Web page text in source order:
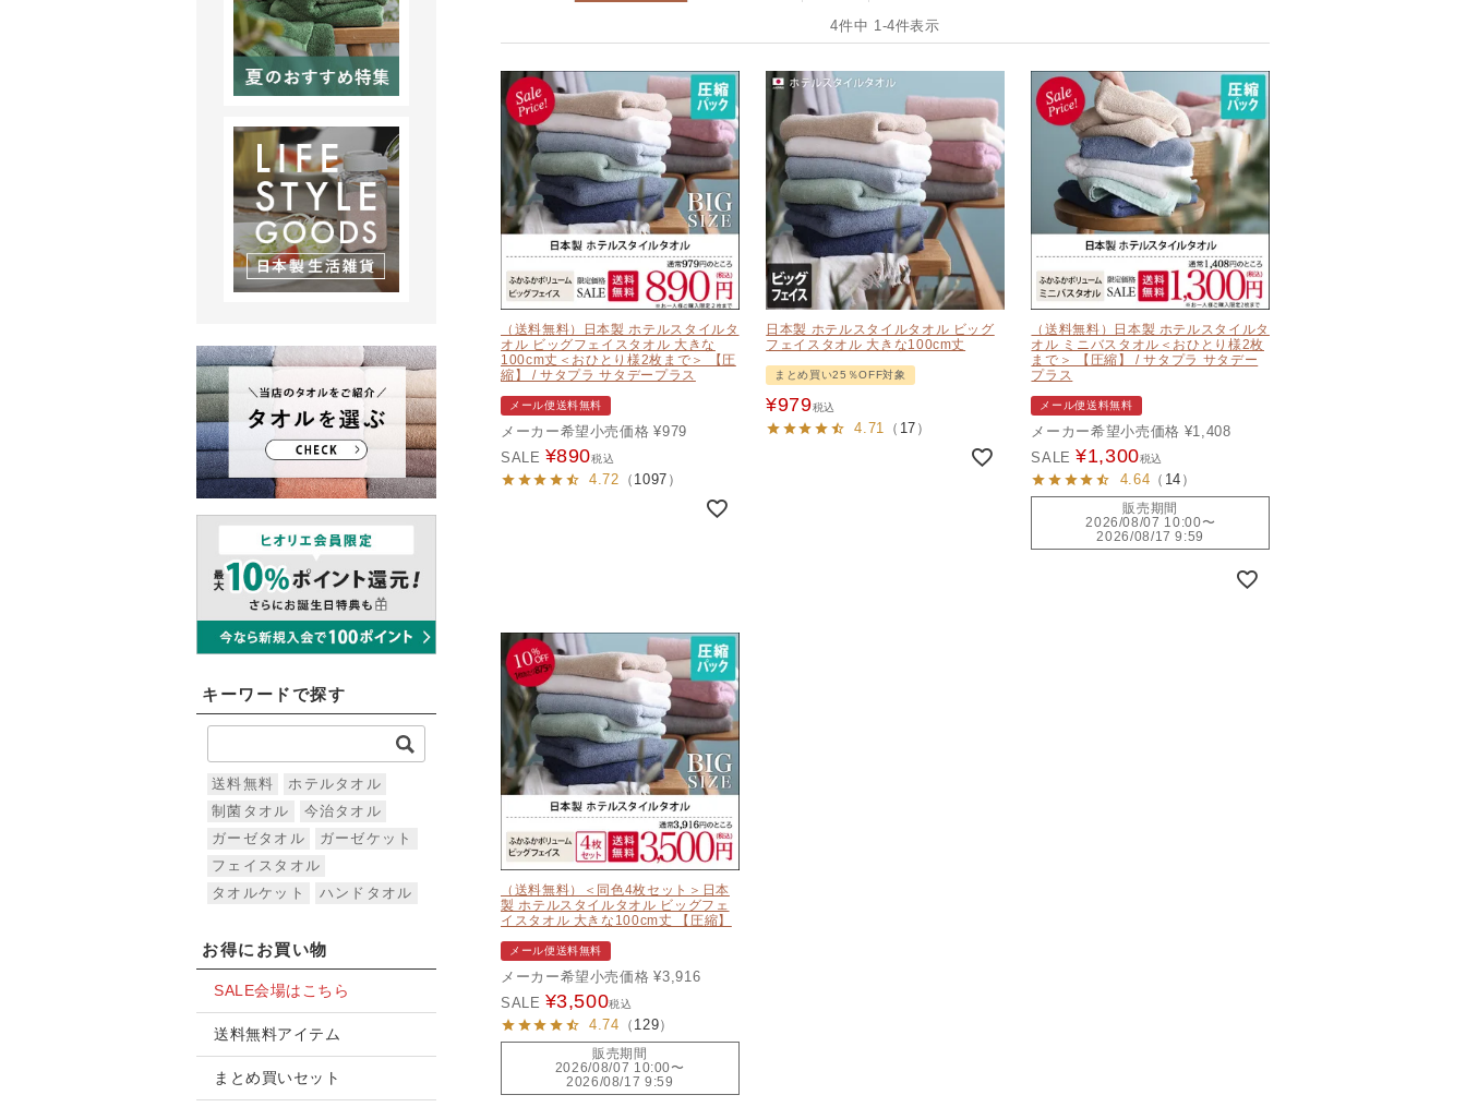
キーワードで探す
送料無料
ホテルタオル
制菌タオル
今治タオル
ガーゼタオル
ガーゼケット
フェイスタオル
タオルケット
ハンドタオル
お得にお買い物
SALE会場はこちら
送料無料アイテム
まとめ買いセット
4件中 1-4件表示
（送料無料）日本製 ホテルスタイルタ
オル ビッグフェイスタオル 大きな
100cm丈＜おひとり様2枚まで＞ 【圧
縮】 / サタプラ サタデープラス
メール便送料無料
メーカー希望小売価格 ¥979
SALE ¥890税込
4.72 （ 1097 ）
日本製 ホテルスタイルタオル ビッグ
フェイスタオル 大きな100cm丈
まとめ買い25％OFF対象
¥979税込
4.71 （ 17 ）
（送料無料）日本製 ホテルスタイルタ
オル ミニバスタオル＜おひとり様2枚
まで＞ 【圧縮】 / サタプラ サタデー
プラス
メール便送料無料
メーカー希望小売価格 ¥1,408
SALE ¥1,300税込
4.64 （ 14 ）
販売期間
2026/08/07 10:00〜
2026/08/17 9:59
（送料無料）＜同色4枚セット＞日本
製 ホテルスタイルタオル ビッグフェ
イスタオル 大きな100cm丈 【圧縮】
メール便送料無料
メーカー希望小売価格 ¥3,916
SALE ¥3,500税込
4.74 （ 129）
販売期間
2026/08/07 10:00〜
2026/08/17 9:59